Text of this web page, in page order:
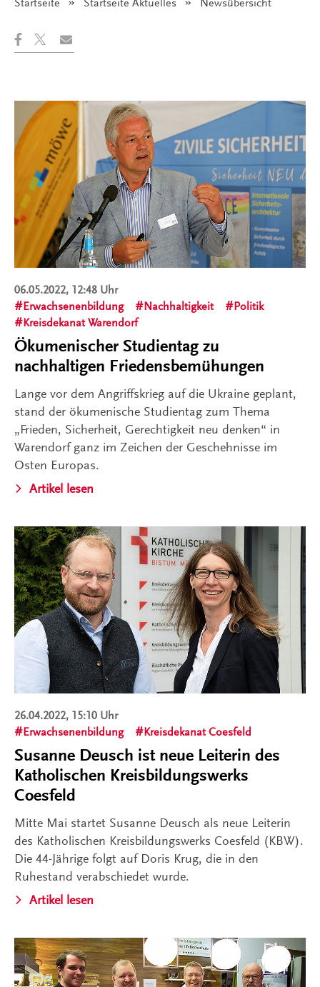
Startseite Startseite Aktuelles Angezeigt:
Newsübersicht
06.05.2022, 12:48 Uhr
Erwachsenenbildung
Nachhaltigkeit
Politik
Kreisdekanat Warendorf
Ökumenischer Studientag zu
nachhaltigen Friedensbemühungen
Lange vor dem Angriffskrieg auf die Ukraine geplant,
stand der ökumenische Studientag zum Thema
„Frieden, Sicherheit, Gerechtigkeit neu denken“ in
Warendorf ganz im Zeichen der Geschehnisse im
Osten Europas.
Artikel lesen
26.04.2022, 15:10 Uhr
Erwachsenenbildung
Kreisdekanat Coesfeld
Susanne Deusch ist neue Leiterin des
Katholischen Kreisbildungswerks
Coesfeld
Mitte Mai startet Susanne Deusch als neue Leiterin
des Katholischen Kreisbildungswerks Coesfeld (KBW).
Die 44-Jährige folgt auf Doris Krug, die in den
Ruhestand verabschiedet wurde.
Artikel lesen